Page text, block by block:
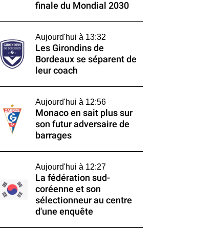
finale du Mondial 2030
Aujourd'hui à 13:32
Les Girondins de
Bordeaux se séparent de
leur coach
Aujourd'hui à 12:56
Monaco en sait plus sur
son futur adversaire de
barrages
Aujourd'hui à 12:27
La fédération sud-
coréenne et son
sélectionneur au centre
d'une enquête